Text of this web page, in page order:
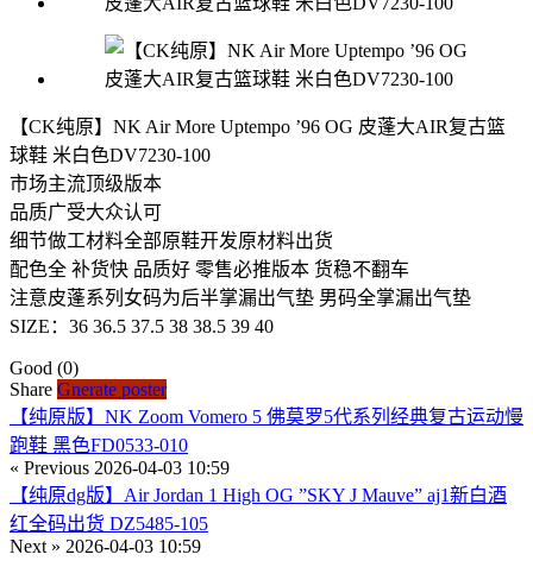
【CK纯原】NK Air More Uptempo ’96 OG 皮蓬大AIR复古篮
球鞋 米白色DV7230-100
市场主流顶级版本
品质广受大众认可
细节做工材料全部原鞋开发原材料出货
配色全 补货快 品质好 零售必推版本 货稳不翻车
注意皮蓬系列女码为后半掌漏出气垫 男码全掌漏出气垫
SIZE：36 36.5 37.5 38 38.5 39 40
Good (0)
Share Gnerate poster
【纯原版】NK Zoom Vomero 5 佛莫罗5代系列经典复古运动慢
跑鞋 黑色FD0533-010
« Previous 2026-04-03 10:59
【纯原dg版】Air Jordan 1 High OG ”SKY J Mauve” aj1新白酒
红全码出货 DZ5485-105
Next » 2026-04-03 10:59